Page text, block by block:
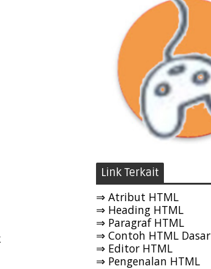
Link Terkait
⇒ Atribut HTML
⇒ Heading HTML
⇒ Paragraf HTML
⇒ Contoh HTML Dasar
⇒ Editor HTML
⇒ Pengenalan HTML